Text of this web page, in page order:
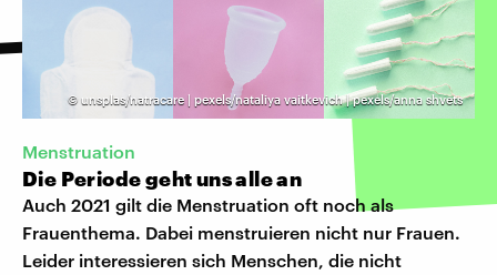
© unsplas/natracare | pexels/nataliya vaitkevich | pexels/anna shvets
Menstruation
Die Periode geht uns alle an
Auch 2021 gilt die Menstruation oft noch als
Frauenthema. Dabei menstruieren nicht nur Frauen.
Leider interessieren sich Menschen, die nicht